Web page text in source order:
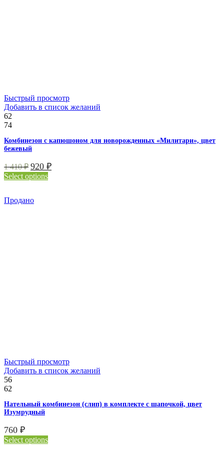
Быстрый просмотр
Добавить в список желаний
62
74
Комбинезон с капюшоном для новорожденных «Милитари», цвет
бежевый
1 410₽ 920 ₽
Select options
Продано
Быстрый просмотр
Добавить в список желаний
56
62
Нательный комбинезон (слип) в комплекте с шапочкой, цвет
Изумрудный
760 ₽
Select options